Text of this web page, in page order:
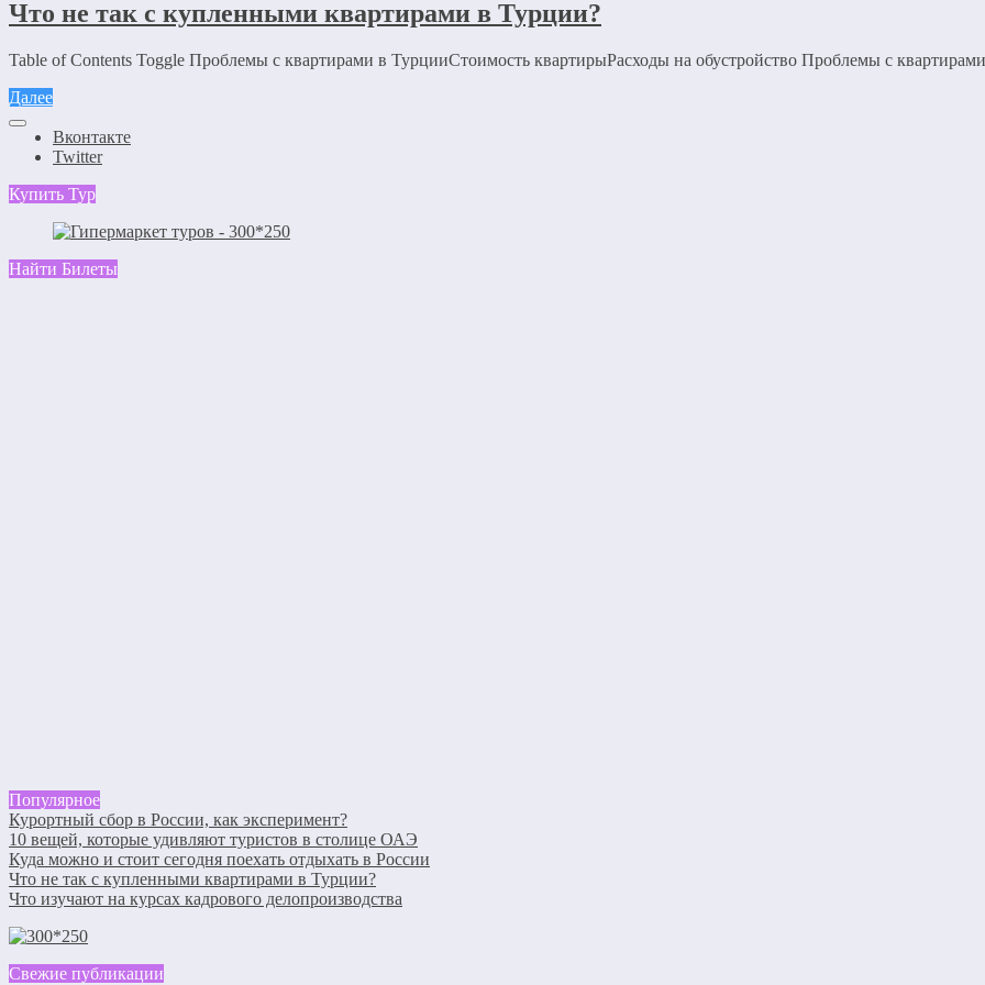
Что не так с купленными квартирами в Турции?
Table of Contents Toggle Проблемы с квартирами в ТурцииСтоимость квартирыРасходы на обустройство Проблемы с
Далее
Вконтакте
Twitter
Купить Тур
Найти Билеты
Популярное
Курортный сбор в России, как эксперимент?
10 вещей, которые удивляют туристов в столице ОАЭ
Куда можно и стоит сегодня поехать отдыхать в России
Что не так с купленными квартирами в Турции?
Что изучают на курсах кадрового делопроизводства
Свежие публикации